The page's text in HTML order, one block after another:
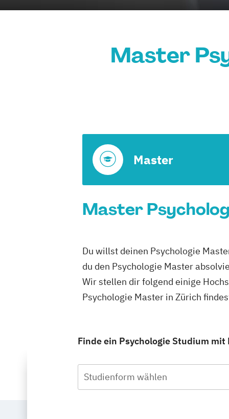
Master
Master
Master
Du willst deinen Psychologie
du den Psychologie Master
Wir stellen dir folgend einige
Psychologie Master in Zürich
Finde ein Psychologie Studium
Studienform wählen